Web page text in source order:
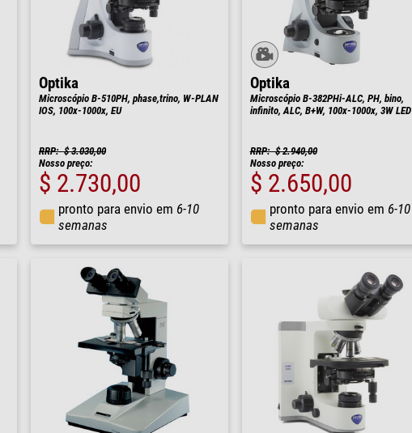
Optika
Microscópio B-510PH, phase,trino, W-PLAN
IOS, 100x-1000x, EU
RRP: $ 3.030,00
Nosso preço:
$ 2.730,00
pronto para envio em 6-10
semanas
Optika
Microscópio B-382PHi-ALC, PH, bino,
infinito, ALC, B+W, 100x-1000x, 3W LED
RRP: $ 2.940,00
Nosso preço:
$ 2.650,00
pronto para envio em 6-10
semanas